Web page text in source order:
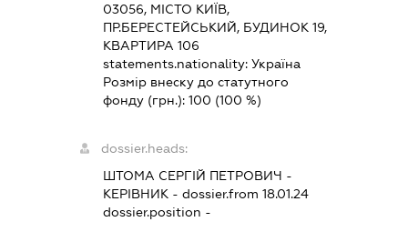
03056, МІСТО КИЇВ,
ПР.БЕРЕСТЕЙСЬКИЙ, БУДИНОК 19,
КВАРТИРА 106
statements.nationality: Україна
Розмір внеску до статутного
фонду (грн.): 100 (100 %)
dossier.heads:
ШТОМА СЕРГІЙ ПЕТРОВИЧ -
КЕРІВНИК - dossier.from 18.01.24
dossier.position -